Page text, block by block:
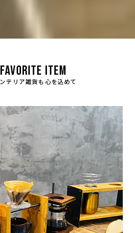
ITEM
テリア雑貨も心を込めて